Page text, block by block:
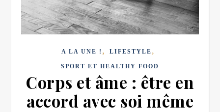
A LA UNE ! , LIFESTYLE ,
SPORT ET HEALTHY FOOD
Corps et âme : être en
accord avec soi même